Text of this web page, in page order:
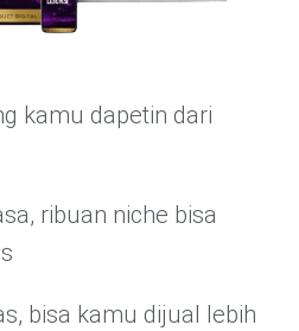
kamu dapetin dari
ribuan niche bisa
bisa kamu dijual lebih